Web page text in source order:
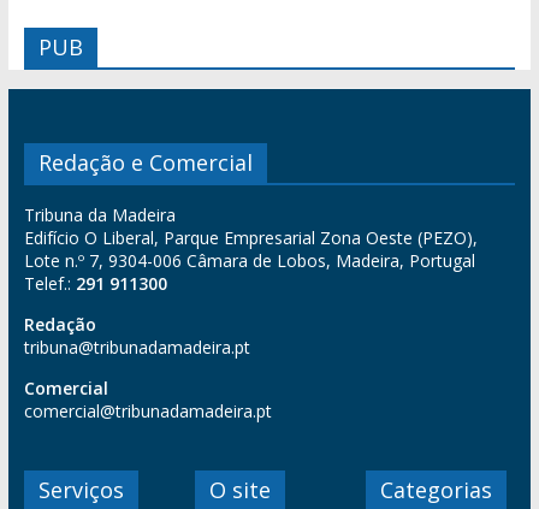
PUB
Redação e Comercial
Tribuna da Madeira
Edifício O Liberal, Parque Empresarial Zona Oeste (PEZO),
Lote n.º 7, 9304-006 Câmara de Lobos, Madeira, Portugal
Telef.: 291 911300
Redação
tribuna@tribunadamadeira.pt
Comercial
comercial@tribunadamadeira.pt
Serviços O site Categorias